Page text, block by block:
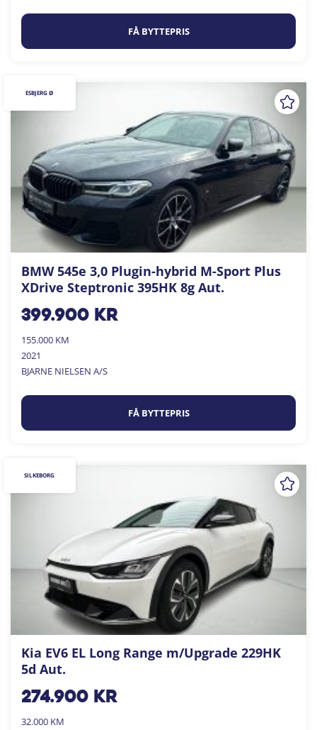
FÅ BYTTEPRIS
BMW 545e 3,0 Plugin-hybrid M-Sport Plus
XDrive Steptronic 395HK 8g Aut.
399.900kr
155.000 KM
2021
BJARNE NIELSEN A/S
FÅ BYTTEPRIS
ESBJERG Ø
Kia EV6 EL Long Range m/Upgrade 229HK
5d Aut.
274.900kr
32.000 KM
SILKEBORG